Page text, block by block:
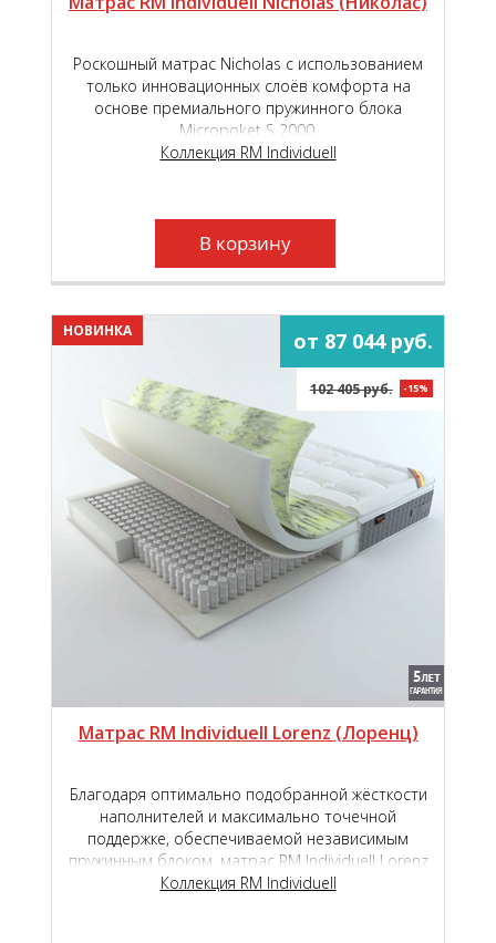
Роскошный матрас Nicholas с использованием
только инновационных слоёв комфорта на
основе премиального пружинного блока
Micropoket S 2000.
Коллекция RM Individuell
В корзину
НОВИНКА от 87 044 руб.
102 405 руб. -15%
Матрас RM Individuell Lorenz (Лоренц)
Благодаря оптимально подобранной жёсткости
наполнителей и максимально точечной
поддержке, обеспечиваемой независимым
пружинным блоком, матрас RM Individuell Lorenz
подарит наивысший уровень комфорта во
Коллекция RM Individuell